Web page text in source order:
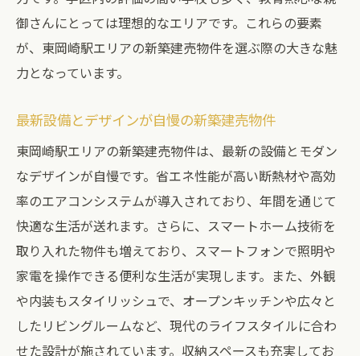
家族向け新築建売物件の特徴
子育てに優しい環境づくり
安全性を重視した物件選び
家族全員が快適に過ごせる設備
将来を見据えた住環境の選び方
東岡崎駅で新築建売住宅を購入するメリットと
注意点
新築建売住宅の購入メリット
注意すべきポイントと対策
購入前に確認すべき重要事項
予算管理と資金計画の立て方
契約時の注意点とアドバイス
御さんにとっては理想的なエリアです。これらの要素
が、東岡崎駅エリアの新築建売物件を選ぶ際の大きな魅
力となっています。
最新設備とデザインが自慢の新築建売物件
東岡崎駅エリアの新築建売物件は、最新の設備とモダン
なデザインが自慢です。省エネ性能が高い断熱材や高効
率のエアコンシステムが導入されており、年間を通じて
快適な生活が送れます。さらに、スマートホーム技術を
取り入れた物件も増えており、スマートフォンで照明や
家電を操作できる便利な生活が実現します。また、外観
や内装もスタイリッシュで、オープンキッチンや広々と
したリビングルームなど、現代のライフスタイルに合わ
せた設計が施されています。収納スペースも充実してお